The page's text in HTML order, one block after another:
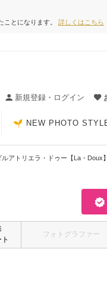
ことになります。 詳しくはこちら
新規登録・ログイン
NEW PHOTO
ルアトリエラ・ドゥー【La・Doux
フォトグラファー